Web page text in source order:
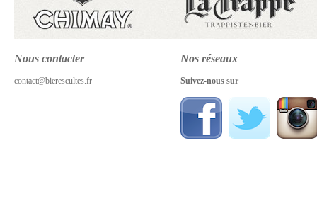
Nous contacter
contact@bierescultes.fr
Nos réseaux
Suivez-nous sur